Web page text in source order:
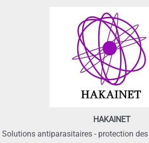
HAKAINET
Solutions antiparasitaires - protection